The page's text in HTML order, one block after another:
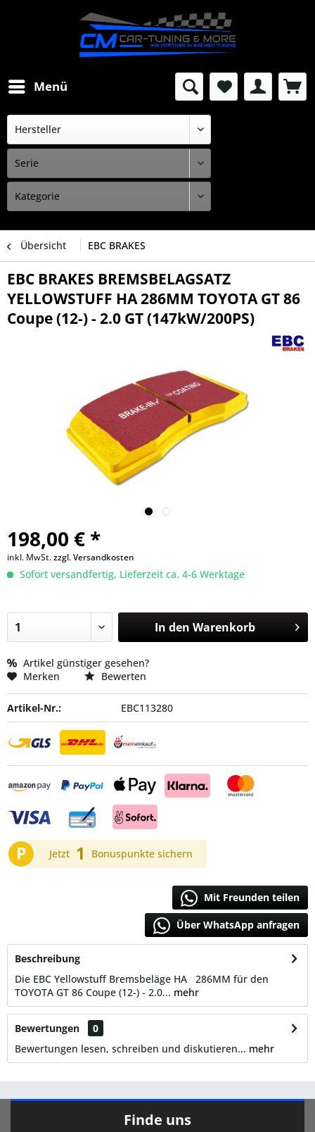
Menü
Übersicht EBC BRAKES
EBC BRAKES BREMSBELAGSATZ
YELLOWSTUFF HA 286MM TOYOTA GT 86
Coupe (12-) - 2.0 GT (147kW/200PS)
198,00 € *
inkl. MwSt.zzgl. Versandkosten
Sofort versandfertig, Lieferzeit ca. 4-6 Werktage
In den Warenkorb
Artikel günstiger gesehen?
Merken
Bewerten
Artikel-Nr.: EBC113280
P Jetzt 1 Bonuspunkte sichern
Mit Freunden teilen
Über WhatsApp anfragen
Beschreibung
Die EBC Yellowstuff Bremsbeläge HA 286MM für den
TOYOTA GT 86 Coupe (12-) - 2.0... mehr
Bewertungen
0
Bewertungen lesen, schreiben und diskutieren... mehr
Finde uns